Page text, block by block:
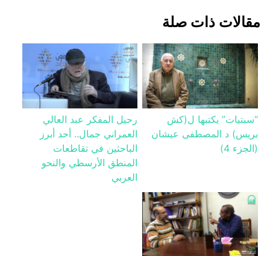
‏مقالات ذات صلة
“سبتيات” يكتبها ل(كش
بريس) د المصطفى عيشان
(الجزء 4)
رحيل المفكر عبد العالي
العمراني جمال.. أحد أبرز
الباحثين في تقاطعات
المنطق الأرسطي والنحو
العربي